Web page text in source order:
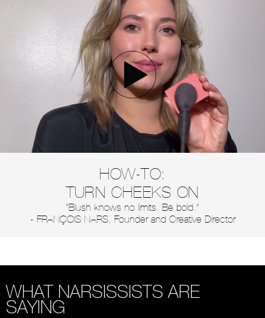
HOW-TO:
TURN CHEEKS ON
“Blush knows no limits. Be bold.”
- FRANÇOIS NARS, Founder and Creative Director
WHAT NARSISSISTS ARE
SAYING